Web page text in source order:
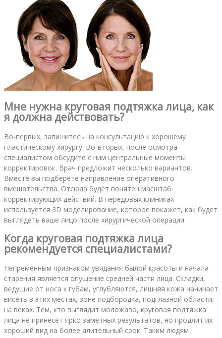
Мне нужна круговая подтяжка лица, как
я должна действовать?
Во-первых, запишитесь на консультацию к хорошему
пластическому хирургу. Во-вторых, после осмотра
специалистом обсудите с ним центральные моменты
корректировок. Врач предложит несколько вариантов.
Вместе вы подберёте направление оперативного
вмешательства. Отсюда будет понятен масштаб
корректирующих действий. В передовых клиниках
используется 3D моделирование, которое покажет, как будет
выглядеть ваше лицо после хирургической операции.
Когда круговая подтяжка лица
рекомендуется специалистами?
Непременным признаком увядания былой красоты и начала
старения является опущение средней части лица. Складки,
ведущие от носа к губам, углубляются, лишняя кожа начинает
висеть в этих местах, зоне подбородка, подглазной области,
на веках. Тем, кто выглядит моложаво, круговая подтяжка
лица не принесёт ярко заметных результатов, но продлит их
хороший вид на более длительный срок. Таким людям